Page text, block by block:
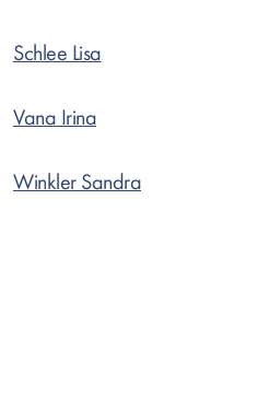
Schlee Lisa
Vana Irina
Winkler Sandra